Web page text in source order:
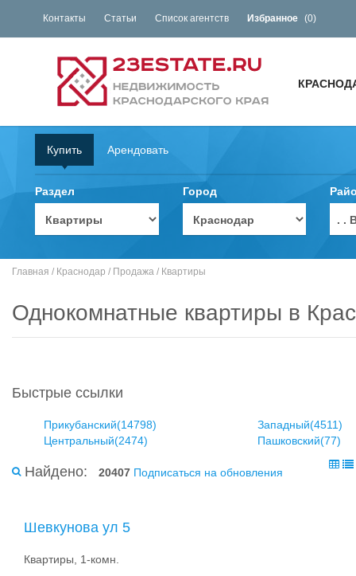
Контакты Статьи Список агентств Избранное (0)
Купить Арендовать
Раздел Город
. .
Главная / Краснодар / Продажа / Квартиры
Однокомнатные квартиры в
Быстрые ссылки
Прикубанский(14798)
Западный(4511)
Центральный(2474)
Пашковский(77)
Найдено: 20407 Подписаться на обновления
Шевкунова ул 5
Квартиры, 1-комн.